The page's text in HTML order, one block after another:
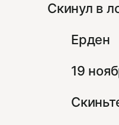
Скинул в
Ерден
19